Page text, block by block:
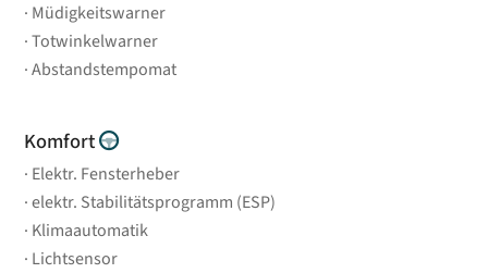
Müdigkeitswarner
Totwinkelwarner
Abstandstempomat
Komfort
Elektr. Fensterheber
elektr. Stabilitätsprogramm (ESP)
Klimaautomatik
Lichtsensor